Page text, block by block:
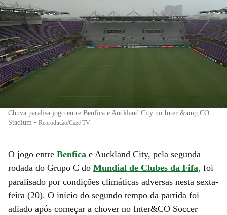
Chuva paralisa jogo entre Benfica e Auckland City no Inter &amp;CO
Stadium • Reprodução/Cazé TV
O jogo entre Benfica e Auckland City, pela segunda
rodada do Grupo C do Mundial de Clubes da Fifa, foi
paralisado por condições climáticas adversas nesta sexta-
feira (20). O início do segundo tempo da partida foi
adiado após começar a chover no Inter&CO Soccer